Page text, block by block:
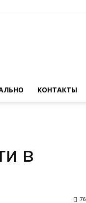
КОНТАКТЫ
в